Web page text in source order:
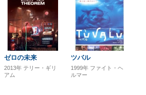
ゼロの未来
2013年 テリー・ギリ
アム
ツバル
1999年 ファイト・ヘ
ルマー